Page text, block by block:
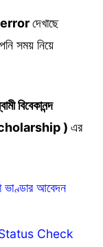
errorদেখাছে
সময় নিয়ে
বিবেকানন্দ
) এর
আবেদন
Status Check